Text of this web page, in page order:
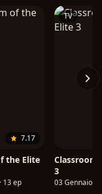
7.17
the Elite
13 ep
TV
Classroom
3
03 Gennaio